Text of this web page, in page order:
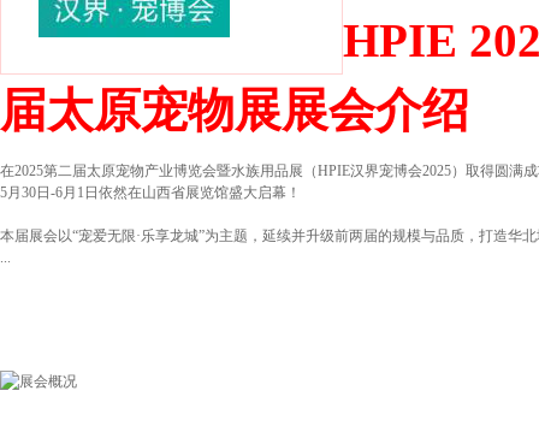
HPIE
届太原宠物展展会介绍
在2025第二届太原宠物产业博览会暨水族用品展（HPIE汉界宠博会2025）取得圆
5月30日-6月1日依然在山西省展览馆盛大启幕！
本届展会以“宠爱无限·乐享龙城”为主题，延续并升级前两届的规模与品质，打造华
...